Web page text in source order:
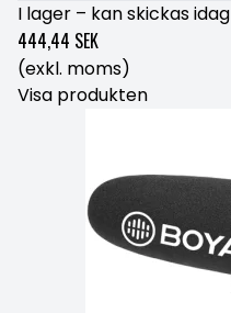
I lager – kan skickas idag
444,44 SEK
(exkl. moms)
Visa produkten